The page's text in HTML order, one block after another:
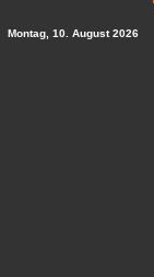
Montag, 10. August 2026